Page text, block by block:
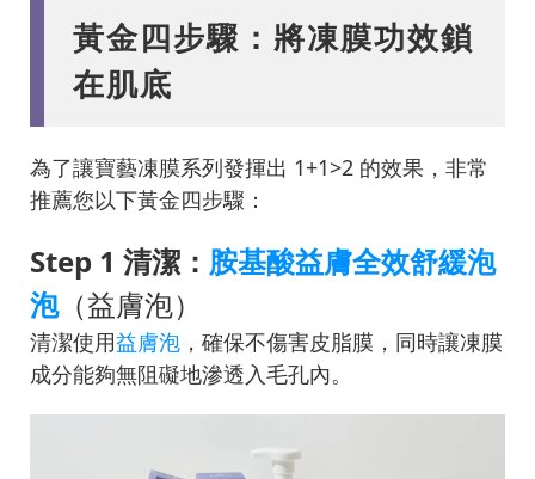
黃金四步驟：將凍膜功效鎖
在肌底
為了讓寶藝凍膜系列發揮出 1+1>2 的效果，非常
推薦您以下黃金四步驟：
Step 1 清潔： 胺基酸益膚全效舒緩泡
泡（益膚泡）
清潔使用益膚泡 ，確保不傷害皮脂膜，同時讓凍膜
成分能夠無阻礙地滲透入毛孔內。